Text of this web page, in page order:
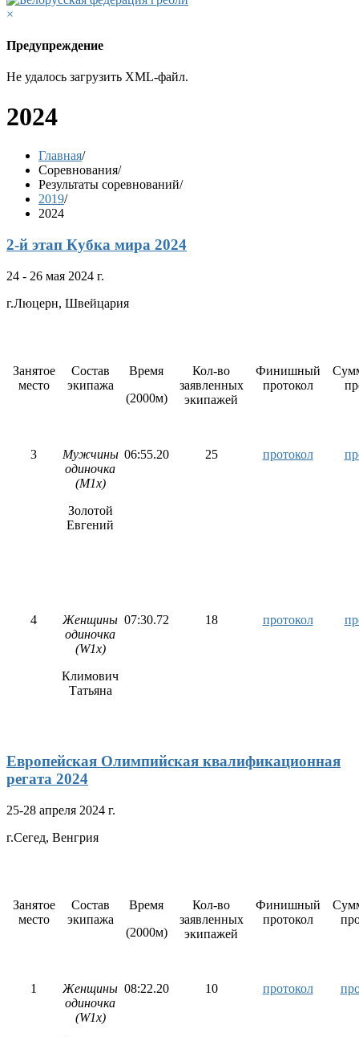
×
Предупреждение
Не удалось загрузить XML-файл.
2024
Главная/
Соревнования/
Результаты соревнований/
2019/
2024
2-й этап Кубка мира 2024
24 - 26 мая 2024 г.
г.Люцерн, Швейцария
Занятое
место
Состав
экипажа
Время
(2000м)
Кол-во
заявленных
экипажей
Финишный
протокол
3
Мужчины
одиночка
(M1x)
Золотой
Евгений
06:55.20 25 протокол
4
Женщины
одиночка
(W1x)
Климович
Татьяна
07:30.72 18 протокол
Европейская Олимпийская квалификационная
регата 2024
25-28 апреля 2024 г.
г.Сегед, Венгрия
Занятое
место
Состав
экипажа
Время
(2000м)
Кол-во
заявленных
экипажей
Финишный
протокол
1
Женщины
одиночка
(W1x)
08:22.20 10 протокол